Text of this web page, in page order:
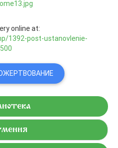
online at:
1392-post-ustanovlenie-